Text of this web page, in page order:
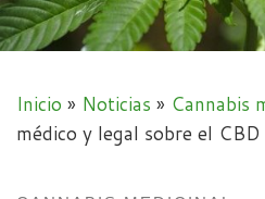
Inicio » Noticias » Cannabis
médico y legal sobre el CBD